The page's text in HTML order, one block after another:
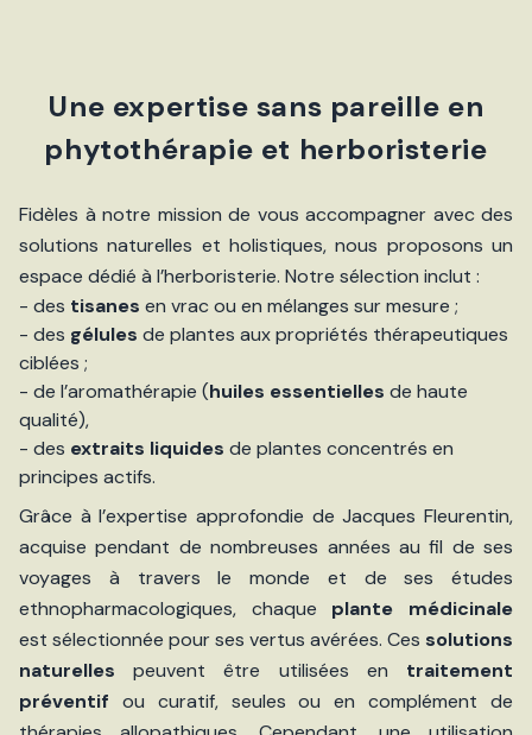
Une expertise sans pareille en
phytothérapie et herboristerie
Fidèles à notre mission de vous accompagner avec des
solutions naturelles et holistiques, nous proposons un
espace dédié à l’herboristerie. Notre sélection inclut :
- des tisanes en vrac ou en mélanges sur mesure ;
- des gélules de plantes aux propriétés thérapeutiques
ciblées ;
- de l’aromathérapie (huiles essentielles de haute
qualité),
- des extraits liquides de plantes concentrés en
principes actifs.
Grâce à l’expertise approfondie de Jacques Fleurentin,
acquise pendant de nombreuses années au fil de ses
voyages à travers le monde et de ses études
ethnopharmacologiques, chaque plante médicinale
est sélectionnée pour ses vertus avérées. Ces solutions
naturelles peuvent être utilisées en traitement
préventif ou curatif, seules ou en complément de